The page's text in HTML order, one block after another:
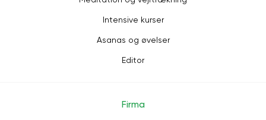
Intensive kurser
Asanas og øvelser
Editor
Firma